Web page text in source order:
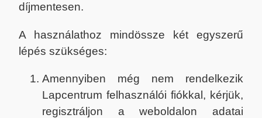
díjmentesen.
A használathoz mindössze két egyszerű
lépés szükséges:
Amennyiben még nem rendelkezik
Lapcentrum felhasználói fiókkal, kérjük,
regisztráljon a weboldalon adatai